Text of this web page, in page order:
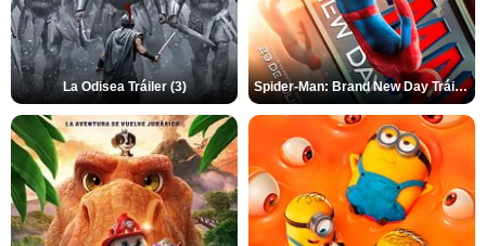
La Odisea Tráiler (3) Spider-Man: Brand New Day Tráiler (3)